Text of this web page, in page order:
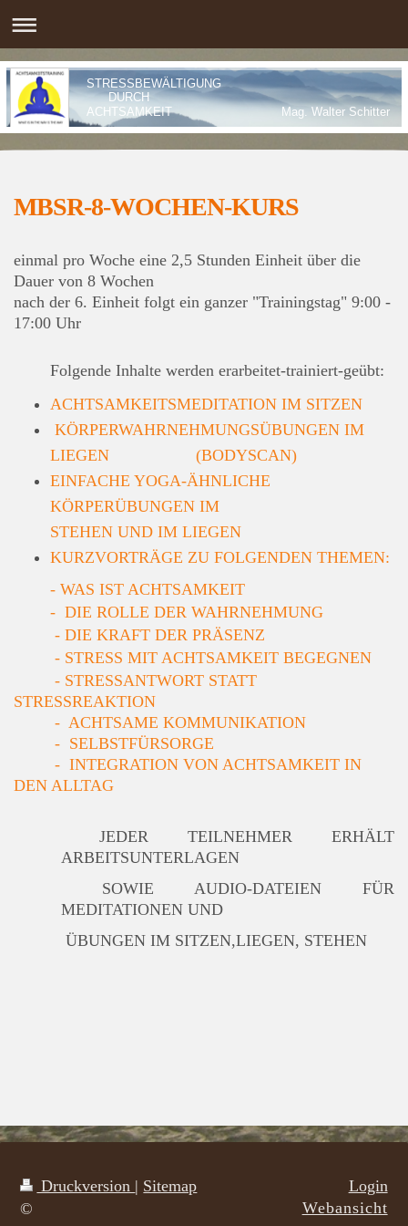
STRESSBEWÄLTIGUNG
DURCH
ACHTSAMKEIT Mag. Walter
MBSR-8-WOCHEN-KURS
einmal pro Woche eine 2,5 Stunden Einheit über die
Dauer von 8 Wochen
nach der 6. Einheit folgt ein ganzer "Trainingstag" 9:00 -
17:00 Uhr
Folgende Inhalte werden erarbeitet-trainiert-geübt:
ACHTSAMKEITSMEDITATION IM SITZEN
KÖRPERWAHRNEHMUNGSÜBUNGEN IM
LIEGEN (BODYSCAN)
EINFACHE YOGA-ÄHNLICHE
KÖRPERÜBUNGEN IM
STEHEN UND IM LIEGEN
KURZVORTRÄGE ZU FOLGENDEN THEMEN:
- WAS IST ACHTSAMKEIT
- DIE ROLLE DER WAHRNEHMUNG
- DIE KRAFT DER PRÄSENZ
- STRESS MIT ACHTSAMKEIT BEGEGNEN
- STRESSANTWORT STATT
STRESSREAKTION
- ACHTSAME KOMMUNIKATION
- SELBSTFÜRSORGE
- INTEGRATION VON ACHTSAMKEIT IN
DEN ALLTAG
JEDER TEILNEHMER ERHÄLT
ARBEITSUNTERLAGEN
SOWIE AUDIO-DATEIEN FÜR
MEDITATIONEN UND
ÜBUNGEN IM SITZEN,LIEGEN, STEHEN
Druckversion | Sitemap
©
Login
Webansicht